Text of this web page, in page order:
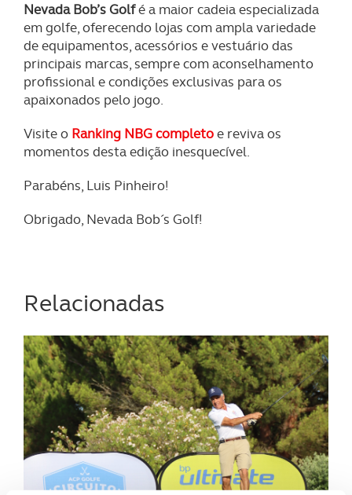
Nevada Bob’s Golfé a maior cadeia especializada
em golfe, oferecendo lojas com ampla variedade
de equipamentos, acessórios e vestuário das
principais marcas, sempre com aconselhamento
profissional e condições exclusivas para os
apaixonados pelo jogo.
Visite o Ranking NBG completoe reviva os
momentos desta edição inesquecível.
Parabéns, Luis Pinheiro!
Obrigado, Nevada Bob´s Golf!
Relacionadas